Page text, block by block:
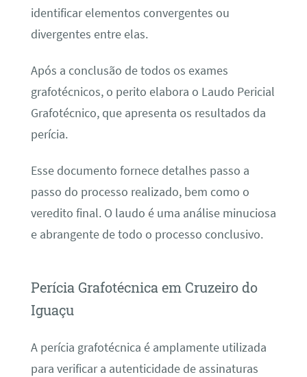
identificar elementos convergentes ou
divergentes entre elas.
Após a conclusão de todos os exames
grafotécnicos, o perito elabora o Laudo Pericial
Grafotécnico, que apresenta os resultados da
perícia.
Esse documento fornece detalhes passo a
passo do processo realizado, bem como o
veredito final. O laudo é uma análise minuciosa
e abrangente de todo o processo conclusivo.
Perícia Grafotécnica em Cruzeiro do
Iguaçu
A perícia grafotécnica é amplamente utilizada
para verificar a autenticidade de assinaturas